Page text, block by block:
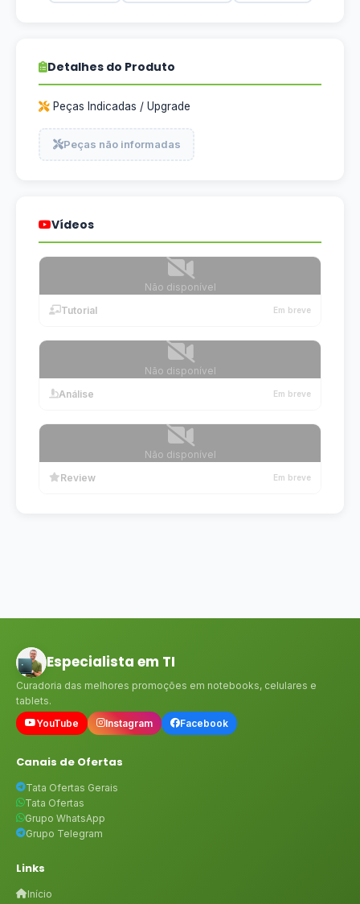
Detalhes do Produto
Peças Indicadas / Upgrade
Peças não informadas
Vídeos
Não disponível
Tutorial
Em breve
Não disponível
Análise
Em breve
Não disponível
Review
Em breve
Especialista em TI
Curadoria das melhores promoções em notebooks, celulares e
tablets.
YouTube
Instagram Facebook
Canais de Ofertas
Tata Ofertas Gerais
Tata Ofertas
Grupo WhatsApp
Grupo Telegram
Links
Início